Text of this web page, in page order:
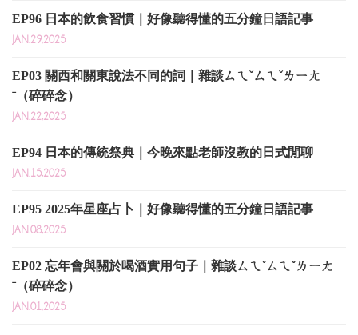
EP96 日本的飲食習慣｜好像聽得懂的五分鐘日語記事
JAN.29,2025
EP03 關西和關東說法不同的詞｜雜談ㄙㄟˇㄙㄟˇㄌㄧㄤ
ˉ（碎碎念）
JAN.22,2025
EP94 日本的傳統祭典｜今晚來點老師沒教的日式閒聊
JAN.15,2025
EP95 2025年星座占卜｜好像聽得懂的五分鐘日語記事
JAN.08,2025
EP02 忘年會與關於喝酒實用句子｜雜談ㄙㄟˇㄙㄟˇㄌㄧㄤ
ˉ（碎碎念）
JAN.01,2025